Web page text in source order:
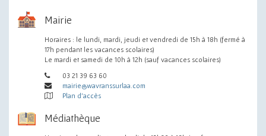
Mairie
Horaires : le lundi, mardi, jeudi et vendredi de 15h à 18h (fermé à
17h pendant les vacances scolaires)
Le mardi et samedi de 10h à 12h (sauf vacances scolaires)
03 21 39 63 60
mairie@wavranssurlaa.com
Plan d'accès
Médiathèque